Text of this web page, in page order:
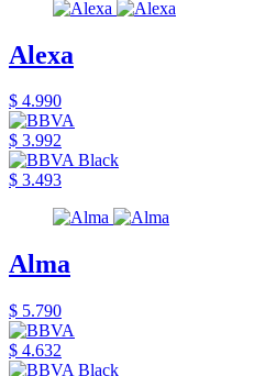
Alexa
$ 4.990
$ 3.992
$ 3.493
Alma
$ 5.790
$ 4.632